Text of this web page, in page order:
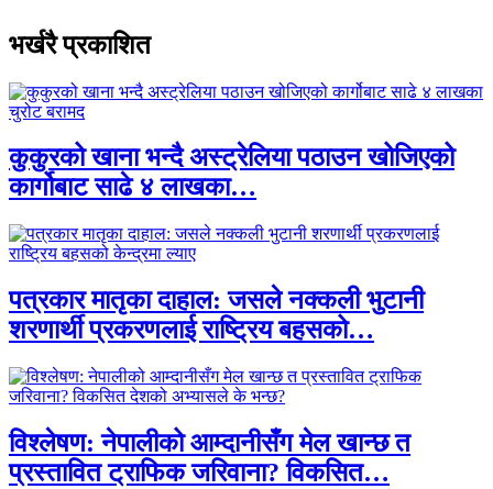
भर्खरै प्रकाशित
कुकुरको खाना भन्दै अस्ट्रेलिया पठाउन खोजिएको
कार्गोबाट साढे ४ लाखका…
पत्रकार मातृका दाहाल: जसले नक्कली भुटानी
शरणार्थी प्रकरणलाई राष्ट्रिय बहसको…
विश्लेषण: नेपालीको आम्दानीसँग मेल खान्छ त
प्रस्तावित ट्राफिक जरिवाना? विकसित…